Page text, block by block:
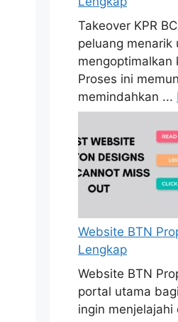
Takeover KPR
peluang menarik
mengoptimalkan
Proses ini
memindahkan ...
Website BTN
Lengkap
Website BTN
portal utama
ingin